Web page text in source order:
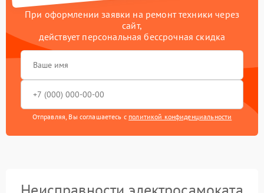
При оформлении заявки на ремонт техники через
сайт,
действует персональная бессрочная скидка
Отправляя, Вы соглашаетесь с политикой конфиденциальности